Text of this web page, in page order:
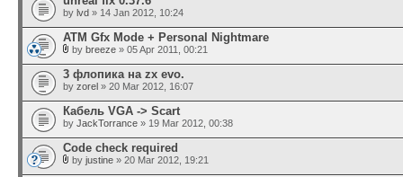
by lvd » 14 Jan 2012, 10:24
ATM Gfx Mode + Personal Nightmare
by breeze » 05 Apr 2011, 00:21
3 флопика на zx evo.
by zorel » 20 Mar 2012, 16:07
Кабель VGA -> Scart
by JackTorrance » 19 Mar 2012, 00:38
Code check required
by justine » 20 Mar 2012, 19:21